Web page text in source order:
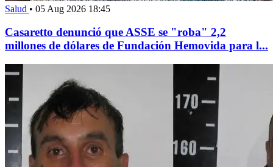
Salud • 05 Aug 2026 18:45
Casaretto denunció que ASSE se "roba" 2,2
millones de dólares de Fundación Hemovida para l...